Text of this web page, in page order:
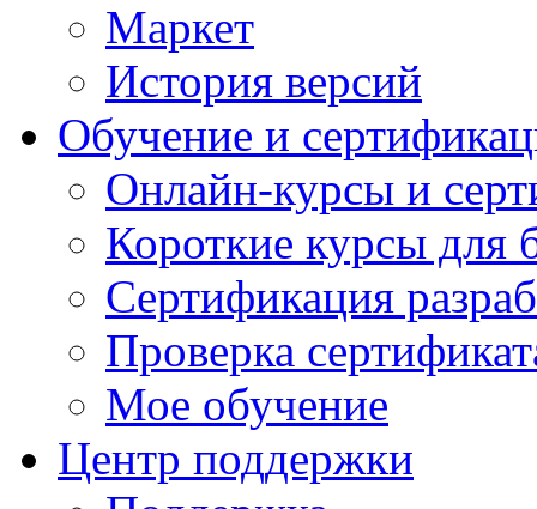
Маркет
История версий
Обучение и
Онлайн-курсы и
Короткие курсы для
Сертификация
Проверка
Мое обучение
Центр поддержки